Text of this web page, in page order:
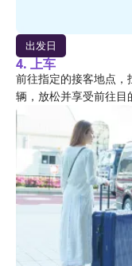
出发日
4. 上车
前往指定的接客地点
辆，放松并享受前往目